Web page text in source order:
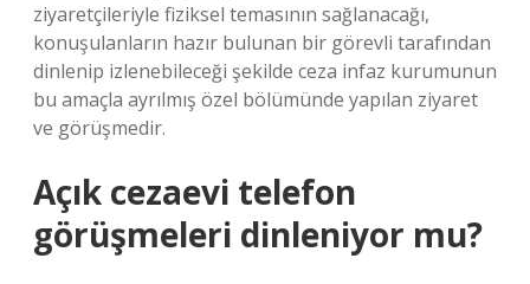
ziyaretçileriyle fiziksel temasının sağlanacağı,
konuşulanların hazır bulunan bir görevli tarafından
dinlenip izlenebileceği şekilde ceza infaz kurumunun
bu amaçla ayrılmış özel bölümünde yapılan ziyaret
ve görüşmedir.
Açık cezaevi telefon
görüşmeleri dinleniyor mu?